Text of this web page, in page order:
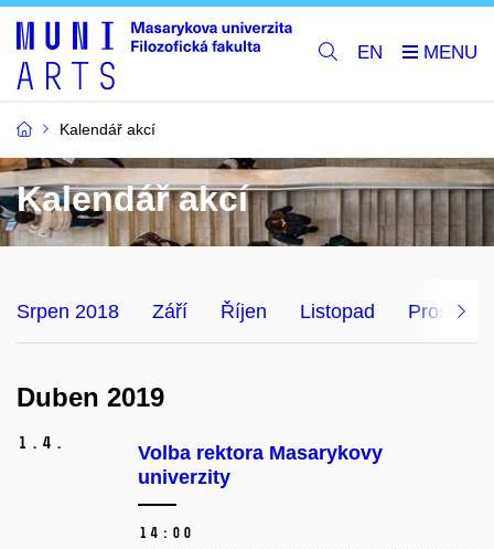
EN
Kalendář akcí
Kalendář akcí
Srpen 2018 Září Říjen Listopad Prosinec
Duben 2019
1. 4.
Volba rektora Masarykovy
univerzity
14:00